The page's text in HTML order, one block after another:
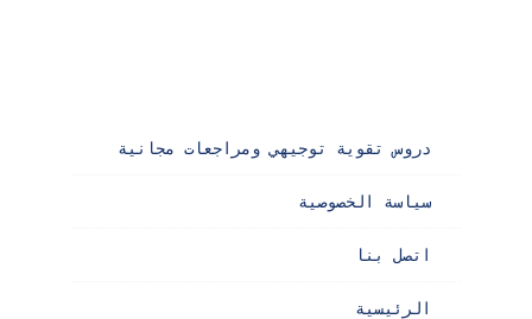
دروس تقوية توجيهي ومراجعات مجانية
سياسة الخصوصية
اتصل بنا
الرئيسية